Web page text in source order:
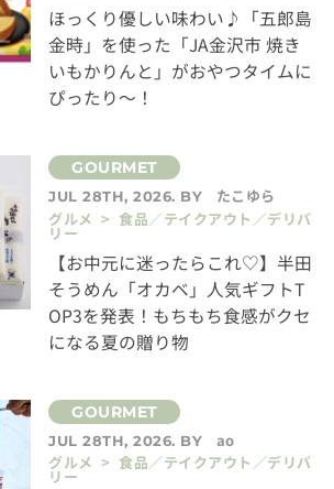
ほっくり優しい味わい♪「五郎島
金時」を使った「JA金沢市 焼き
いもかりんと」がおやつタイムに
ぴったり～！
JUL 28TH, 2026. BY
たこゆら
グルメ > 食品／テイクアウト／デリバ
リー
【お中元に迷ったらこれ♡】半田
そうめん「オカベ」人気ギフトT
OP3を発表！もちもち食感がクセ
になる夏の贈り物
JUL 28TH, 2026. BY
ao
グルメ > 食品／テイクアウト／デリバ
リー